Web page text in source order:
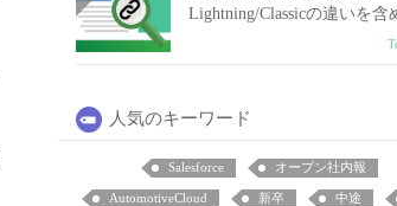
Lightning/Classicの違いを含
人気のキーワード
Salesforce オープン社内報
AutomotiveCloud 新卒 中途